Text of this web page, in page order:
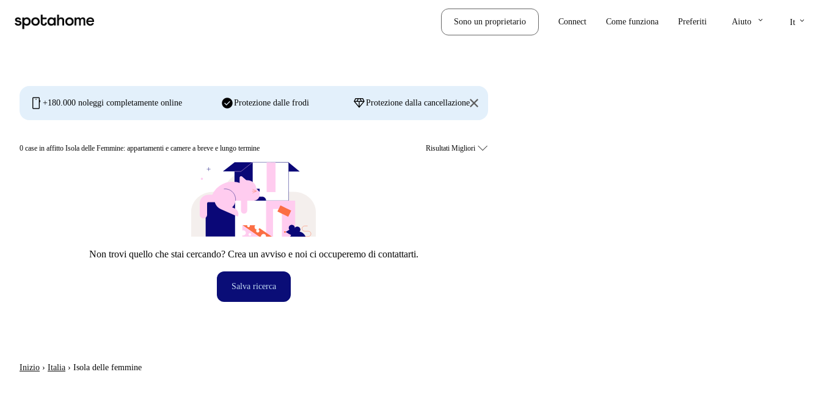
Sono un proprietario Connect Come funziona Preferiti Aiuto keyboard_arrow_down It keyboard_arrow_down
mobile +180.000 noleggi completamente online check_circleProtezione dalle frodi diamondProtezione dalla cancellazione
0 case in affitto Isola delle Femmine: appartamenti e camere a breve e lungo termine
Non trovi quello che stai cercando? Crea un avviso e noi ci occuperemo di contattarti.
Salva ricerca
Inizio › Italia › Isola delle femmine